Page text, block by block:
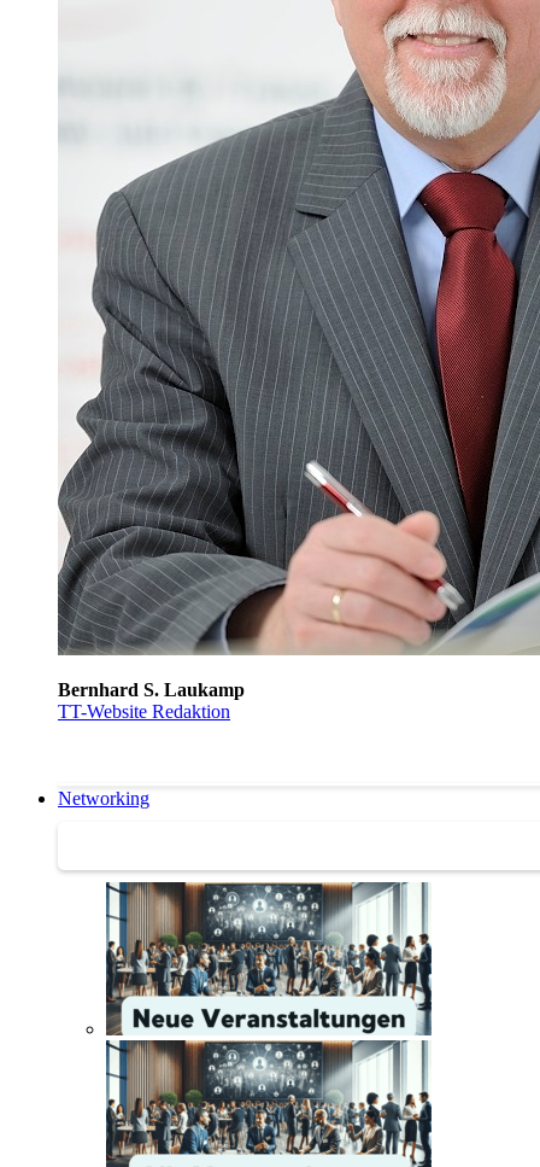
Bernhard S. Laukamp
TT-Website Redaktion
Networking